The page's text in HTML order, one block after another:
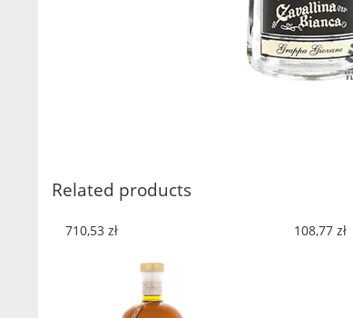
Related products
710,53 zł 108,77 zł